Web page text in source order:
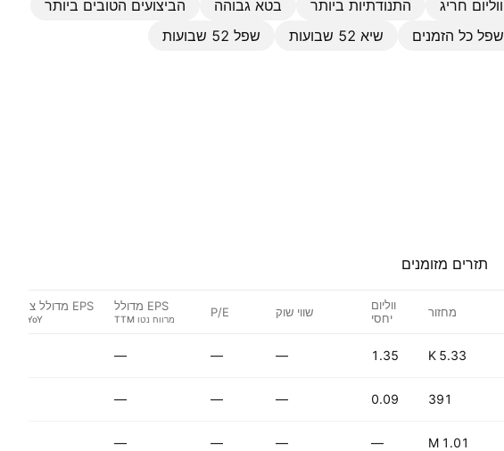
ווליום חריג התנודתיות ביותר בטא גבוהה
הביצועים הטובים ביותר
שפל כל הזמנים שיא 52 שבועות
שפל 52 שבועות
תזרים מזומנים
מחזור
ווליום
יחסי
שווי שוק P/E EPS מדולל EPS מדולל צמיחה
5.33 K
1.35
—
—
—
391
0.09
—
—
—
1.01 M
—
—
—
—